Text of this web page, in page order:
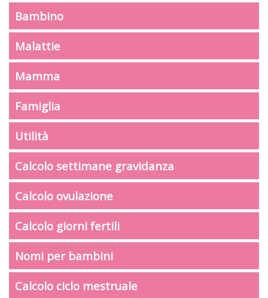
Bambino
Malattie
Mamma
Famiglia
Utilità
Calcolo settimane gravidanza
Calcolo ovulazione
Calcolo giorni fertili
Nomi per bambini
Calcolo ciclo mestruale